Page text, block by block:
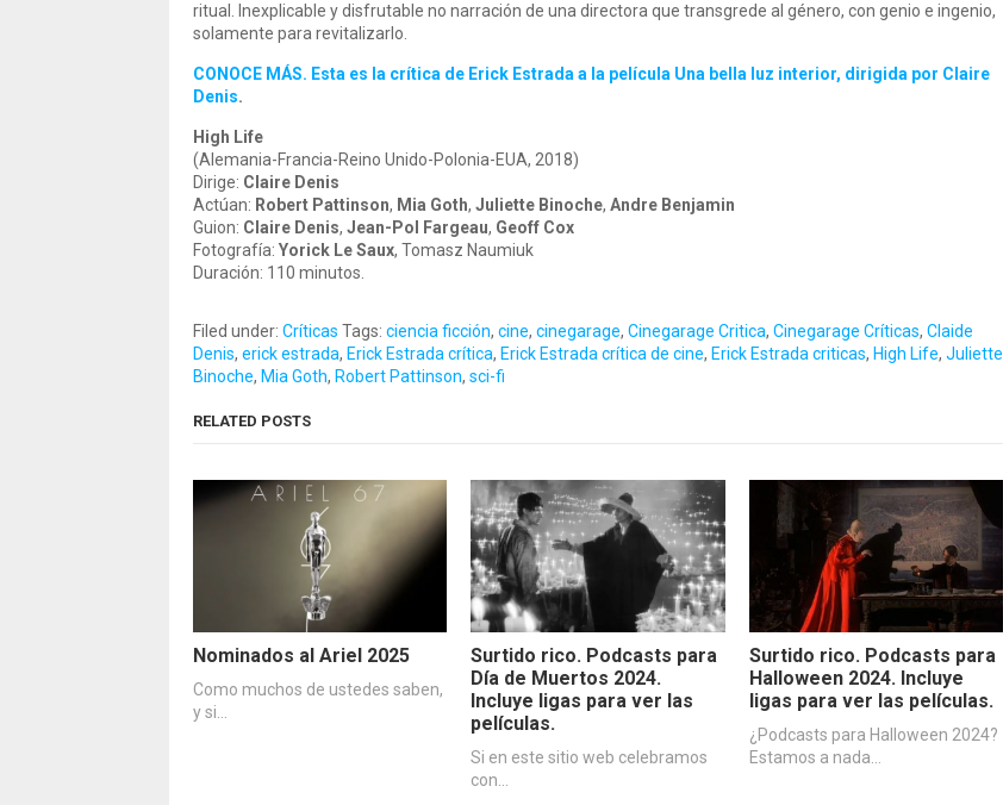
ritual. Inexplicable y disfrutable no narración de una directora que transgrede al género, con genio e ingenio,
solamente para revitalizarlo.
CONOCE MÁS. Esta es la crítica de Erick Estrada a la película Una bella luz interior, dirigida por Claire
Denis.
High Life
(Alemania-Francia-Reino Unido-Polonia-EUA, 2018)
Dirige: Claire Denis
Actúan: Robert Pattinson, Mia Goth, Juliette Binoche, Andre Benjamin
Guion: Claire Denis, Jean-Pol Fargeau, Geoff Cox
Fotografía: Yorick Le Saux, Tomasz Naumiuk
Duración: 110 minutos.
Filed under: Críticas Tags: ciencia ficción, cine, cinegarage, Cinegarage Critica, Cinegarage Críticas, Claide
Denis, erick estrada, Erick Estrada crítica, Erick Estrada crítica de cine, Erick Estrada criticas, High Life, Juliette
Binoche, Mia Goth, Robert Pattinson, sci-fi
RELATED POSTS
Nominados al Ariel 2025
Como muchos de ustedes saben,
y si…
Surtido rico. Podcasts para
Día de Muertos 2024.
Incluye ligas para ver las
películas.
Si en este sitio web celebramos
con…
Surtido rico. Podcasts para
Halloween 2024. Incluye
ligas para ver las películas.
¿Podcasts para Halloween 2024?
Estamos a nada…